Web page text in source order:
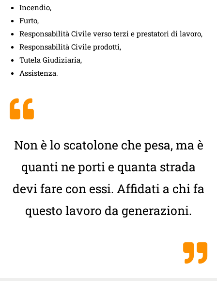
Incendio,
Furto,
Responsabilità Civile verso terzi e prestatori di lavoro,
Responsabilità Civile prodotti,
Tutela Giudiziaria,
Assistenza.
Non è lo scatolone che pesa, ma è
quanti ne porti e quanta strada
devi fare con essi. Affidati a chi fa
questo lavoro da generazioni.